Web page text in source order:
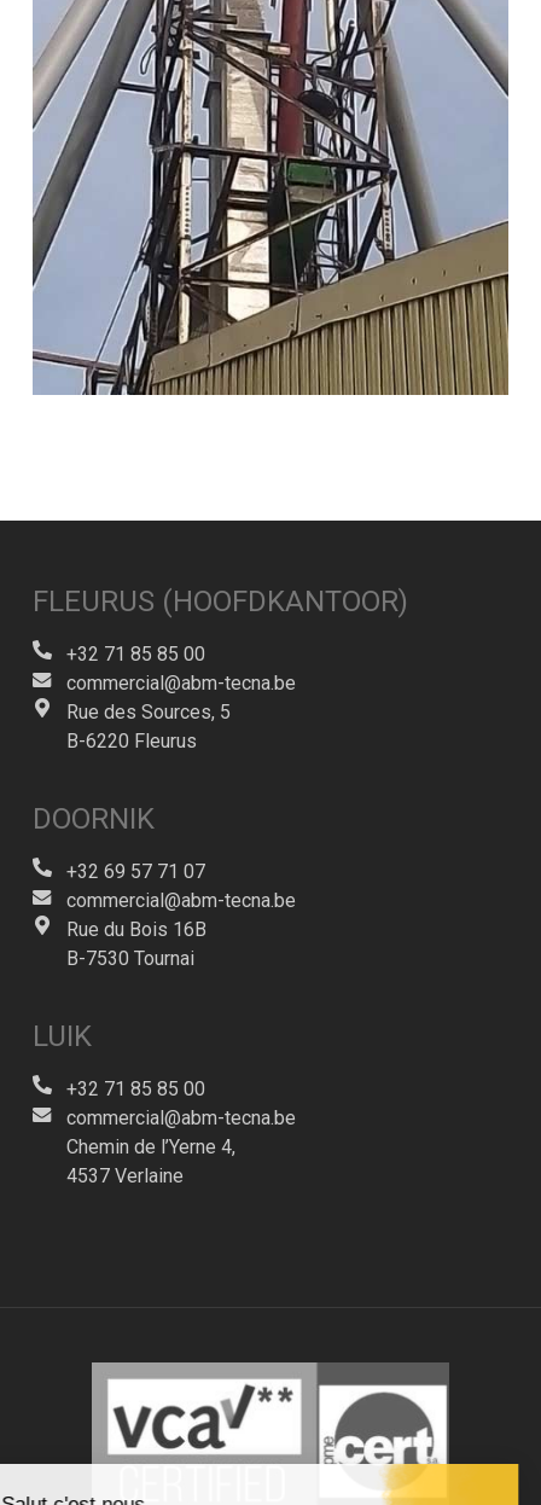
FLEURUS (HOOFDKANTOOR)
+32 71 85 85 00
commercial@abm-tecna.be
Rue des Sources, 5
B-6220 Fleurus
DOORNIK
+32 69 57 71 07
commercial@abm-tecna.be
Rue du Bois 16B
B-7530 Tournai
LUIK
+32 71 85 85 00
commercial@abm-tecna.be
Chemin de l’Yerne 4,
4537 Verlaine